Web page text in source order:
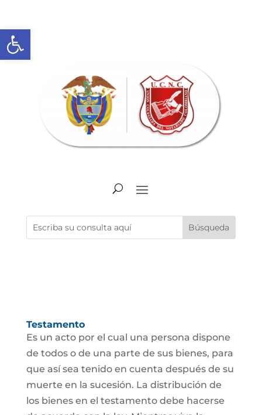
Abrir barra de herramientas
Testamento
Es un acto por el cual una persona dispone
de todos o de una parte de sus bienes, para
que así sea tenido en cuenta después de su
muerte en la sucesión. La distribución de
los bienes en el testamento debe hacerse